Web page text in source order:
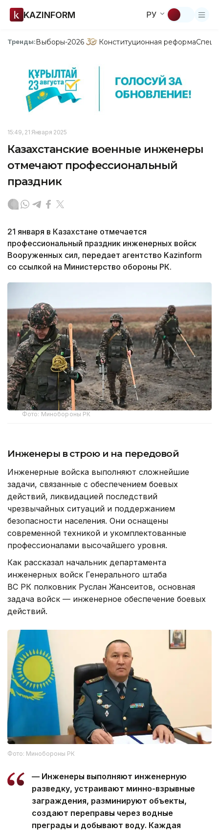
KAZINFORM РУ
Тренды:Выборы-2026 Конституционная реформа
15:49, 21 Января 2025
Казахстанские военные инженеры
отмечают профессиональный
праздник
21 января в Казахстане отмечается
профессиональный праздник инженерных войск
Вооруженных сил, передает агентство Kazinform
со ссылкой на Министерство обороны РК.
Фото: Минобороны РК
Инженеры в строю и на передовой
Инженерные войска выполняют сложнейшие
задачи, связанные с обеспечением боевых
действий, ликвидацией последствий
чрезвычайных ситуаций и поддержанием
безопасности населения. Они оснащены
современной техникой и укомплектованные
профессионалами высочайшего уровня.
Как рассказал начальник департамента
инженерных войск Генерального штаба
ВС РК полковник Руслан Жансеитов, основная
задача войск — инженерное обеспечение боевых
действий.
Фото: Минобороны РК
— Инженеры выполняют инженерную
разведку, устраивают минно-взрывные
заграждения, разминируют объекты,
создают переправы через водные
преграды и добывают воду. Каждая